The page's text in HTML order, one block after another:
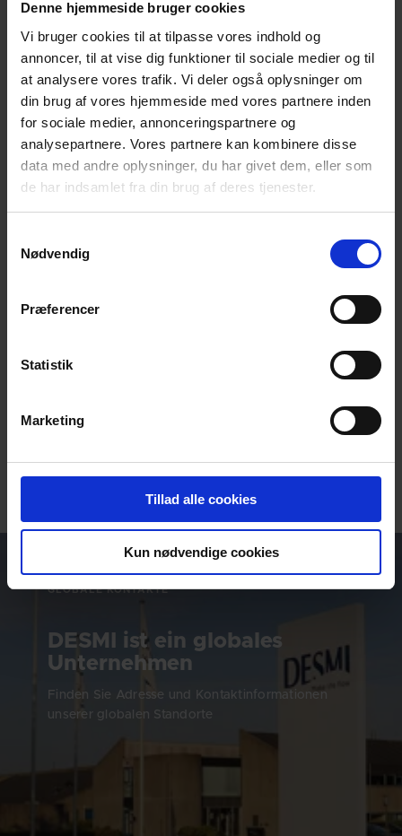
Denne hjemmeside bruger cookies
Vi bruger cookies til at tilpasse vores indhold og
annoncer, til at vise dig funktioner til sociale medier og til
at analysere vores trafik. Vi deler også oplysninger om
din brug af vores hjemmeside med vores partnere inden
for sociale medier, annonceringspartnere og
analysepartnere. Vores partnere kan kombinere disse
data med andre oplysninger, du har givet dem, eller som
de har indsamlet fra din brug af deres tjenester.
Nødvendig
Præferencer
Statistik
Marketing
Tillad alle cookies
Kun nødvendige cookies
Selbstansaugende Kreiselpumpe
Bis zu 400 m³/h (1760 US gpm)
GLOBALE KONTAKTE
DESMI ist ein globales
Unternehmen
Finden Sie Adresse und Kontaktinformationen
unserer globalen Standorte